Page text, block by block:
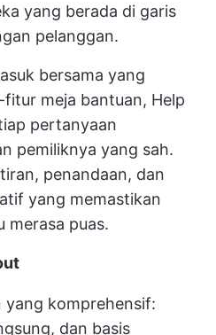
yang berada di garis
pelanggan.
bersama yang
meja bantuan, Help
pertanyaan
pemiliknya yang sah.
penandaan, dan
yang memastikan
merasa puas.
yang komprehensif:
dan basis